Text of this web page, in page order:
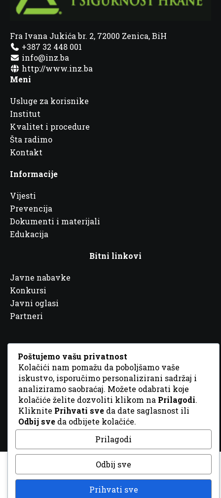
Fra Ivana Jukića br. 2, 72000 Zenica, BiH
+387 32 448 001
info@inz.ba
http://www.inz.ba
Meni
Usluge za korisnike
Institut
Kvalitet i procedure
Šta radimo
Kontakt
Informacije
Vijesti
Prevencija
Dokumenti i materijali
Edukacija
Bitni linkovi
Javne nabavke
Konkursi
Javni oglasi
Partneri
© 2026 Sva prava zadržana. DizajnGordonDM
Poštujemo vašu privatnost
Kolačići nam pomažu da poboljšamo vaše
iskustvo, isporučimo personalizirani sadržaj i
analiziramo saobraćaj. Možete odabrati koje
kolačiće želite dozvoliti klikom na Prilagodi.
Kliknite Prihvati sve da date saglasnost ili
Odbij sve da odbijete kolačiće.
Prilagodi
Odbij sve
Prihvati sve